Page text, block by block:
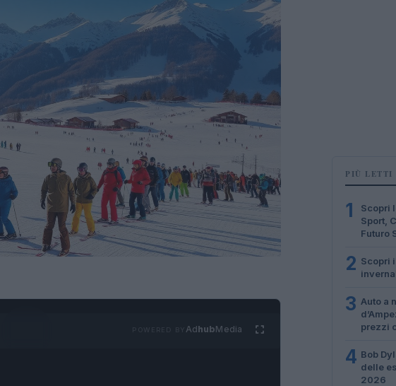
AdhubMedia
PIÙ LETTI
1
Scopri
Sport,
Futuro
2 Scopri
3 Auto a
prezzi
4 Bob
delle
2026